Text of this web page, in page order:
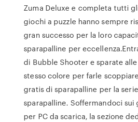
Zuma Deluxe e completa tutti
giochi a puzzle hanno sempre
gran successo per la loro
sparapalline per
di Bubble Shooter e sparate
stesso colore per farle
gratis di sparapalline per la
sparapalline. Soffermandoci
per PC da scarica, la sezione